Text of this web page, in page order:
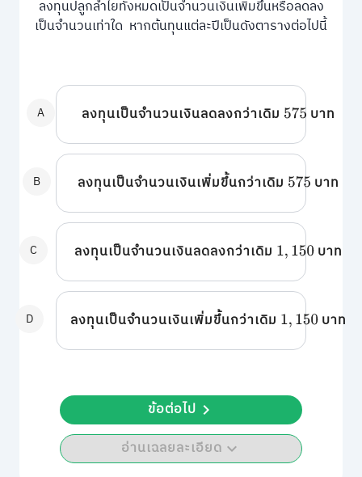
ลงทุนปลูกลำไยทั้งหมดเป็นจำนวนเงินเพิ่มขึ้นหรือลดลง
เป็นจำนวนเท่าใด หากต้นทุนแต่ละปีเป็นดังตารางต่อไปนี้
A ลงทุนเป็นจำนวนเงินลดลงกว่าเดิม 575 บาท
B ลงทุนเป็นจำนวนเงินเพิ่มขึ้นกว่าเดิม 575 บาท
C ลงทุนเป็นจำนวนเงินลดลงกว่าเดิม 1,150 บาท
D ลงทุนเป็นจำนวนเงินเพิ่มขึ้นกว่าเดิม 1,150 บาท
อ่านเฉลยละเอียด
ข้อต่อไป